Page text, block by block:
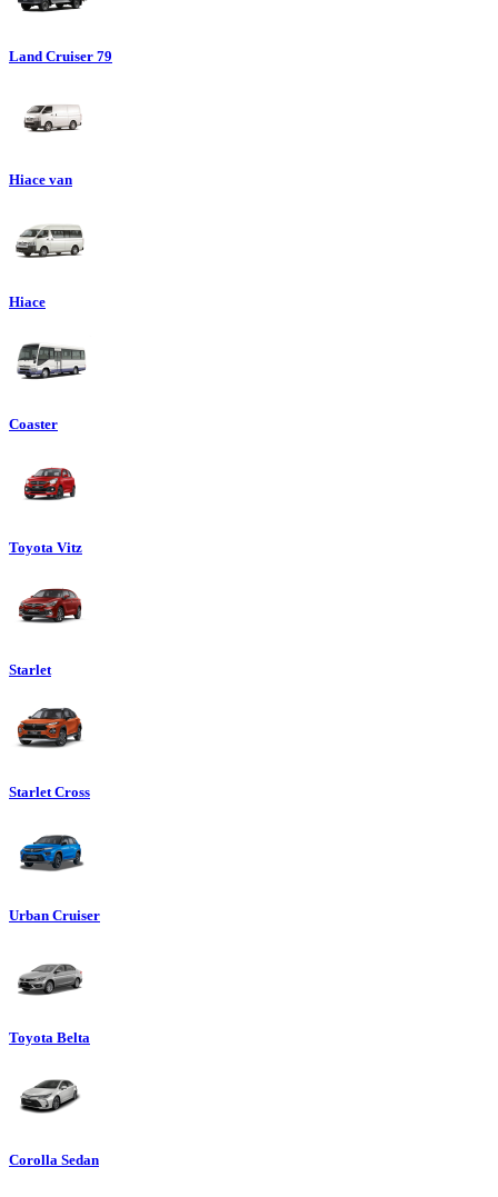
Land Cruiser 79
Hiace van
Hiace
Coaster
Toyota Vitz
Starlet
Starlet Cross
Urban Cruiser
Toyota Belta
Corolla Sedan